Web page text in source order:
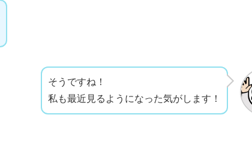
そうですね！
私も最近見るようになった気がします！